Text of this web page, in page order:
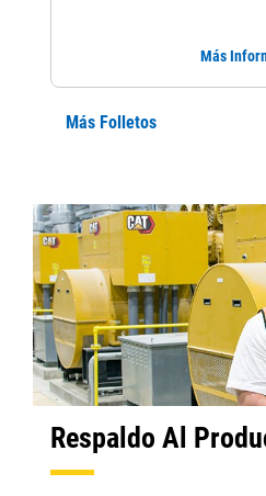
Más
Más Folletos
Respaldo Al